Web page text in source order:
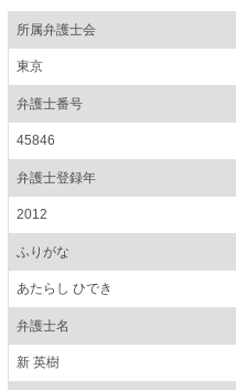
所属弁護士会
東京
弁護士番号
45846
弁護士登録年
2012
ふりがな
あたらし ひでき
弁護士名
新 英樹